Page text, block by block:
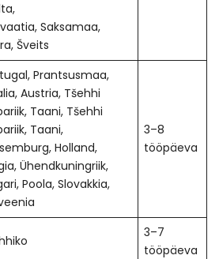
Saksamaa,
Šveits
Prantsusmaa,
Austria, Tšehhi
Taani, Tšehhi
Taani,
Holland,
Ühendkuningriik,
Poola, Slovakkia,
3–8
tööpäeva
3–7
tööpäeva